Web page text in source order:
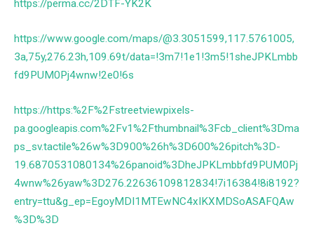
https://perma.cc/2DTF-YK2K
https://www.google.com/maps/@3.3051599,117.5761005,
3a,75y,276.23h,109.69t/data=!3m7!1e1!3m5!1sheJPKLmbb
fd9PUM0Pj4wnw!2e0!6s
https://https:%2F%2Fstreetviewpixels-
pa.googleapis.com%2Fv1%2Fthumbnail%3Fcb_client%3Dma
ps_sv.tactile%26w%3D900%26h%3D600%26pitch%3D-
19.6870531080134%26panoid%3DheJPKLmbbfd9PUM0Pj
4wnw%26yaw%3D276.22636109812834!7i16384!8i8192?
entry=ttu&g_ep=EgoyMDI1MTEwNC4xIKXMDSoASAFQAw
%3D%3D